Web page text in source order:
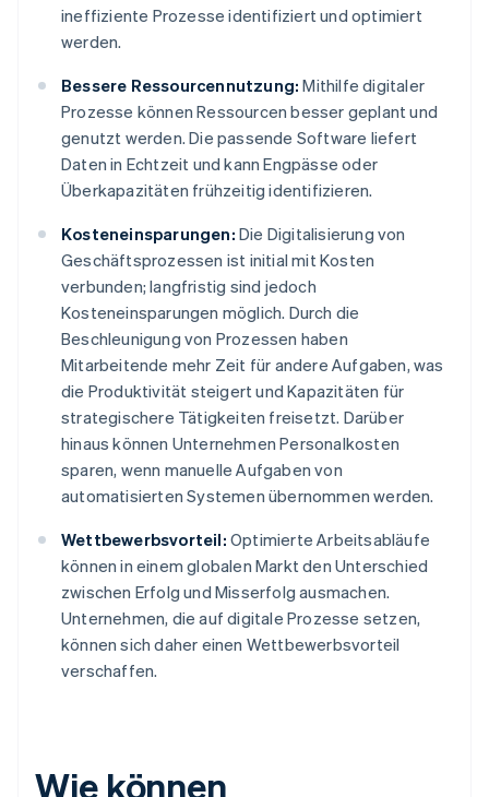
ineffiziente Prozesse identifiziert und optimiert
werden.
Bessere Ressourcennutzung: Mithilfe digitaler
Prozesse können Ressourcen besser geplant und
genutzt werden. Die passende Software liefert
Daten in Echtzeit und kann Engpässe oder
Überkapazitäten frühzeitig identifizieren.
Kosteneinsparungen: Die Digitalisierung von
Geschäftsprozessen ist initial mit Kosten
verbunden; langfristig sind jedoch
Kosteneinsparungen möglich. Durch die
Beschleunigung von Prozessen haben
Mitarbeitende mehr Zeit für andere Aufgaben, was
die Produktivität steigert und Kapazitäten für
strategischere Tätigkeiten freisetzt. Darüber
hinaus können Unternehmen Personalkosten
sparen, wenn manuelle Aufgaben von
automatisierten Systemen übernommen werden.
Wettbewerbsvorteil: Optimierte Arbeitsabläufe
können in einem globalen Markt den Unterschied
zwischen Erfolg und Misserfolg ausmachen.
Unternehmen, die auf digitale Prozesse setzen,
können sich daher einen Wettbewerbsvorteil
verschaffen.
Wie können